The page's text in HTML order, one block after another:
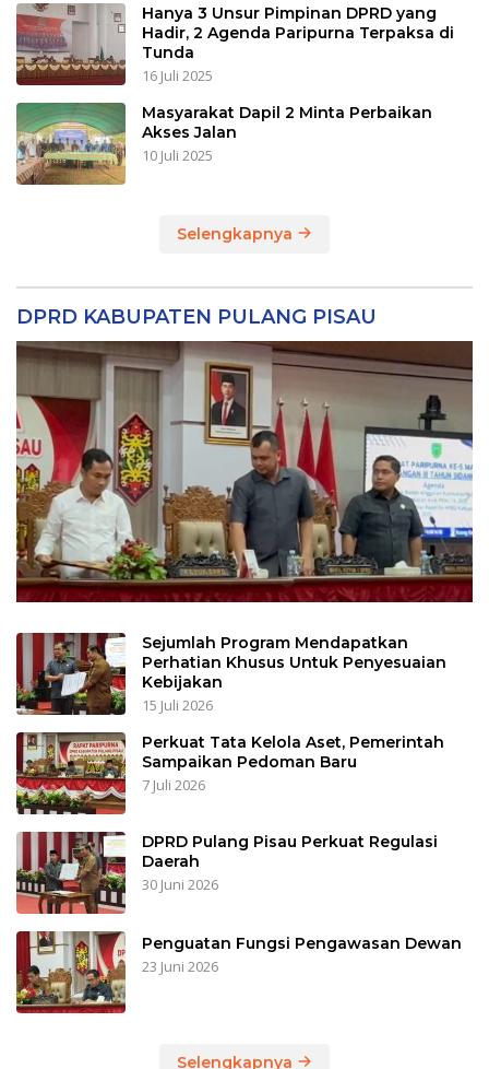
Hanya 3 Unsur Pimpinan DPRD yang
Hadir, 2 Agenda Paripurna Terpaksa di
Tunda
16 Juli 2025
Masyarakat Dapil 2 Minta Perbaikan
Akses Jalan
10 Juli 2025
Selengkapnya
DPRD KABUPATEN PULANG PISAU
Sejumlah Program Mendapatkan
Perhatian Khusus Untuk Penyesuaian
Kebijakan
15 Juli 2026
Perkuat Tata Kelola Aset, Pemerintah
Sampaikan Pedoman Baru
7 Juli 2026
DPRD Pulang Pisau Perkuat Regulasi
Daerah
30 Juni 2026
Penguatan Fungsi Pengawasan Dewan
23 Juni 2026
Selengkapnya